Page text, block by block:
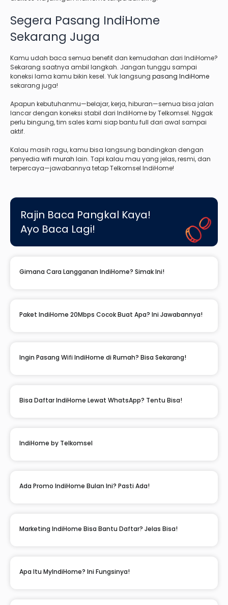
Segera Pasang IndiHome
Sekarang Juga
Kamu udah baca semua benefit dan kemudahan dari IndiHome?
Sekarang saatnya ambil langkah. Jangan tunggu sampai
koneksi lama kamu bikin kesel. Yuk langsung pasang IndiHome
sekarang juga!
Apapun kebutuhanmu—belajar, kerja, hiburan—semua bisa jalan
lancar dengan koneksi stabil dari IndiHome by Telkomsel. Nggak
perlu bingung, tim sales kami siap bantu full dari awal sampai
aktif.
Kalau masih ragu, kamu bisa langsung bandingkan dengan
penyedia wifi murah lain. Tapi kalau mau yang jelas, resmi, dan
terpercaya—jawabannya tetap Telkomsel IndiHome!
Rajin Baca Pangkal Kaya!
Ayo Baca Lagi!
Gimana Cara Langganan IndiHome? Simak Ini!
Paket IndiHome 20Mbps Cocok Buat Apa? Ini Jawabannya!
Ingin Pasang Wifi IndiHome di Rumah? Bisa Sekarang!
Bisa Daftar IndiHome Lewat WhatsApp? Tentu Bisa!
IndiHome by Telkomsel
Ada Promo IndiHome Bulan Ini? Pasti Ada!
Marketing IndiHome Bisa Bantu Daftar? Jelas Bisa!
Apa Itu MyIndiHome? Ini Fungsinya!